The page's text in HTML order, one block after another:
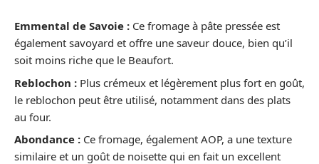
Emmental de Savoie : Ce fromage à pâte pressée est
également savoyard et offre une saveur douce, bien qu’il
soit moins riche que le Beaufort.
Reblochon : Plus crémeux et légèrement plus fort en goût,
le reblochon peut être utilisé, notamment dans des plats
au four.
Abondance : Ce fromage, également AOP, a une texture
similaire et un goût de noisette qui en fait un excellent